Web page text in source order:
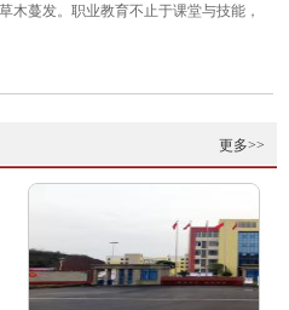
木蔓发。职业教育不止于课堂与技能，
更多>>